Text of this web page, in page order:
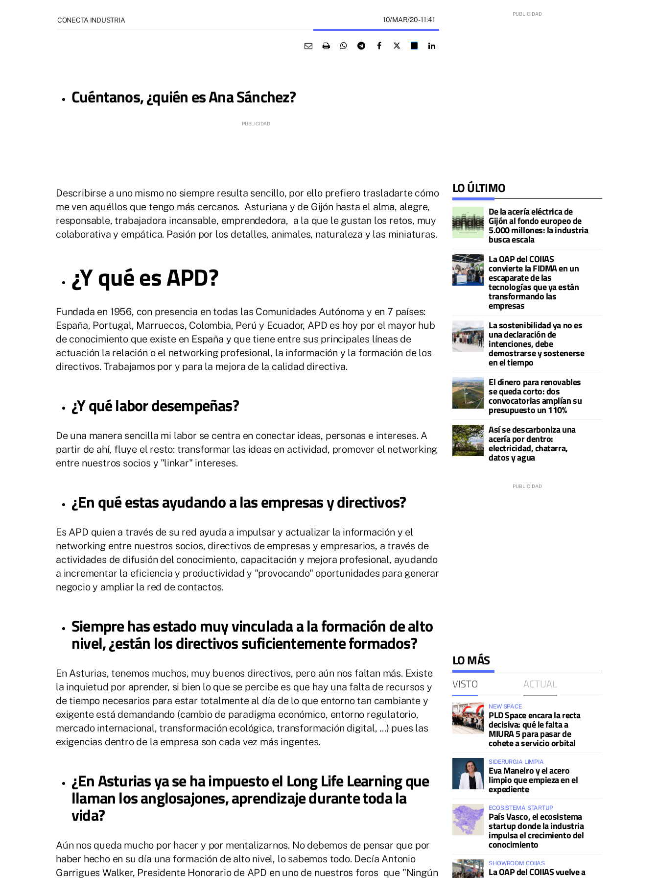
CONECTA INDUSTRIA 10/MAR/20- 11:41
Cuéntanos, ¿quién es Ana Sánchez?
Describirse a uno mismo no siempre resulta sencillo, por ello prefiero trasladarte cómo
me ven aquéllos que tengo más cercanos. Asturiana y de Gijón hasta el alma, alegre,
responsable, trabajadora incansable, emprendedora, a la que le gustan los retos, muy
colaborativa y empática. Pasión por los detalles, animales, naturaleza y las miniaturas.
¿Y qué es APD?
Fundada en 1956, con presencia en todas las Comunidades Autónoma y en 7 países:
España, Portugal, Marruecos, Colombia, Perú y Ecuador, APD es hoy por el mayor hub
de conocimiento que existe en España y que tiene entre sus principales líneas de
actuación la relación o el networking profesional, la información y la formación de los
directivos. Trabajamos por y para la mejora de la calidad directiva.
¿Y qué labor desempeñas?
De una manera sencilla mi labor se centra en conectar ideas, personas e intereses. A
partir de ahí, fluye el resto: transformar las ideas en actividad, promover el networking
entre nuestros socios y "linkar" intereses.
¿En qué estas ayudando a las empresas y directivos?
Es APD quien a través de su red ayuda a impulsar y actualizar la información y el
networking entre nuestros socios, directivos de empresas y empresarios, a través de
actividades de difusión del conocimiento, capacitación y mejora profesional, ayudando
a incrementar la eficiencia y productividad y "provocando" oportunidades para generar
negocio y ampliar la red de contactos.
Siempre has estado muy vinculada a la formación de alto
nivel, ¿están los directivos suficientemente formados?
En Asturias, tenemos muchos, muy buenos directivos, pero aún nos faltan más. Existe
la inquietud por aprender, si bien lo que se percibe es que hay una falta de recursos y
de tiempo necesarios para estar totalmente al día de lo que entorno tan cambiante y
exigente está demandando (cambio de paradigma económico, entorno regulatorio,
mercado internacional, transformación ecológica, transformación digital, ...) pues las
exigencias dentro de la empresa son cada vez más ingentes.
¿En Asturias ya se ha impuesto el Long Life Learning que
llaman los anglosajones, aprendizaje durante toda la
vida?
Aún nos queda mucho por hacer y por mentalizarnos. No debemos de pensar que por
haber hecho en su día una formación de alto nivel, lo sabemos todo. Decía Antonio
Garrigues Walker, Presidente Honorario de APD en uno de nuestros foros que "Ningún
LO ÚLTIMO
De la acería eléctrica de
Gijón al fondo europeo de
5.000 millones: la industria
busca escala
La OAP del COIIAS
convierte la FIDMA en un
escaparate de las
tecnologías que ya están
transformando las
empresas
La sostenibilidad ya no es
una declaración de
intenciones, debe
demostrarse y sostenerse
en el tiempo
El dinero para renovables
se queda corto: dos
convocatorias amplían su
presupuesto un 110%
Así se descarboniza una
acería por dentro:
electricidad, chatarra,
datos y agua
LO MÁS
VISTO ACTUAL
NEW SPACE
PLD Space encara la recta
decisiva: qué le falta a
MIURA 5 para pasar de
cohete a servicio orbital
SIDERURGIA LIMPIA
Eva Maneiro y el acero
limpio que empieza en el
expediente
ECOSISTEMA STARTUP
País Vasco, el ecosistema
startup donde la industria
impulsa el crecimiento del
conocimiento
SHOWROOM COIIAS
La OAP del COIIAS vuelve a